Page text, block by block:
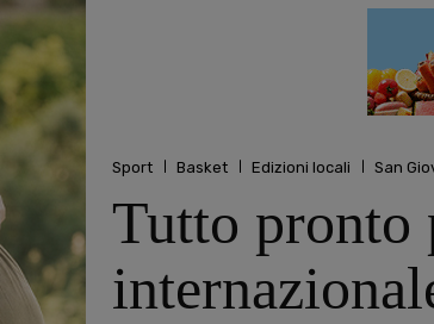
Sport Basket Edizioni locali San
Tutto pronto